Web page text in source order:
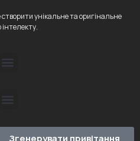
унікальне та оригінальне
Згенерувати привітання